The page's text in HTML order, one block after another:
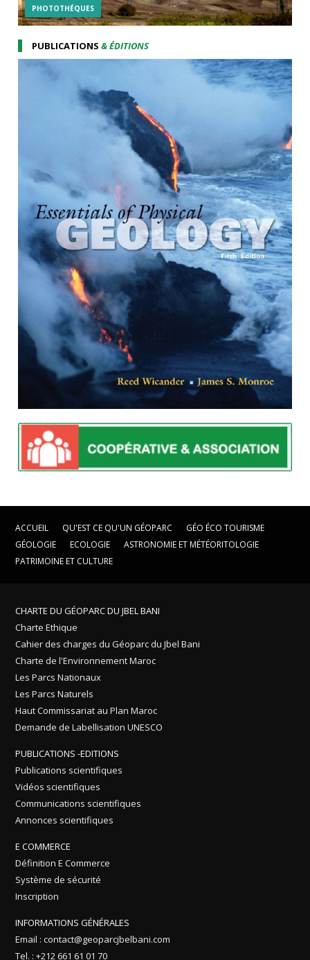
PHOTOTHÉQUES
PUBLICATIONS& ÉDITIONS
ACCUEIL QU'EST CE QU'UN GÉOPARC
GÉO ÉCO TOURISME
GÉOLOGIE
ECOLOGIE
ASTRONOMIE ET MÉTÉORITOLOGIE
PATRIMOINE ET CULTURE
CHARTE DU GÉOPARC DU JBEL BANI
Charte Ethique
Cahier des charges du Géoparc du Jbel Bani
Charte de l'Environnement Maroc
Les Parcs Nationaux
Les Parcs Naturels
Haut Commissariat au Plan Maroc
Demande de Labellisation UNESCO
PUBLICATIONS -EDITIONS
Publications scientifiques
Vidéos scientifiques
Communications scientifiques
Annonces scientifiques
E COMMERCE
Définition E Commerce
Système de sécurité
Inscription
INFORMATIONS GÉNÉRALES
Email : contact@geoparcjbelbani.com
Tel. : +212 661 61 01 70